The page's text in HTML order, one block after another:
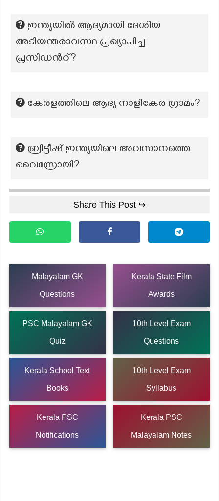
ഇന്ത്യയിൽ ആദ്യമായി ദേശീയ
അടിയന്തരാവസ്ഥ പ്രഖ്യാപിച്ച
പ്രസിഡൻറ്?
കേരളത്തിലെ ആദ്യ നാളികേര ഗ്രാമം?
ബ്രിട്ടീഷ് ഇന്ത്യയിലെ അവസാനത്തെ
വൈസ്രോയി?
Share This Post ↪
Malayalam GK
Questions
Kerala State Film
Awards
PSC Malayalam GK
Quiz
10th Level Exam
Questions
Kerala School Text
Books
10th Level Exam
Syllabus
Kerala PSC
Notifications
Kerala PSC
Malayalam Notes